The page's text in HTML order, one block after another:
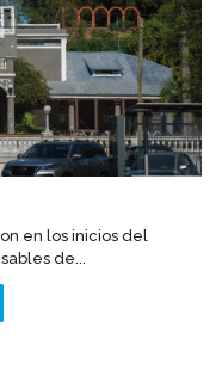
en los inicios del
de...